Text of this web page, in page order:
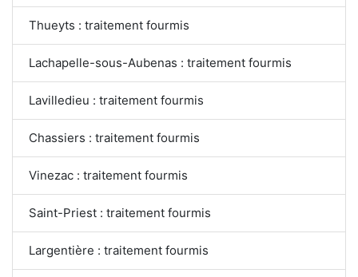
Thueyts : traitement fourmis
Lachapelle-sous-Aubenas : traitement fourmis
Lavilledieu : traitement fourmis
Chassiers : traitement fourmis
Vinezac : traitement fourmis
Saint-Priest : traitement fourmis
Largentière : traitement fourmis